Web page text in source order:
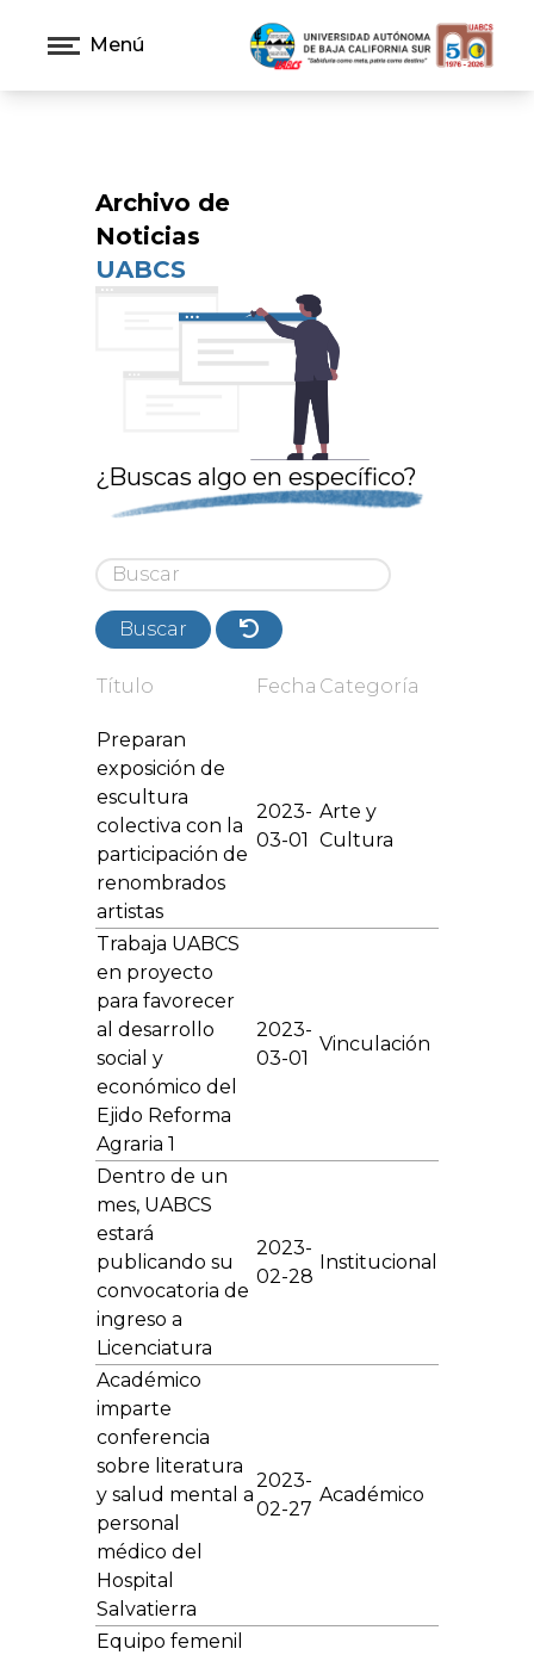
Menú
Archivo de
Noticias
UABCS
¿Buscas algo en específico?
Buscar
Título Fecha Categoría
Preparan
exposición de
escultura
colectiva con la
participación de
renombrados
artistas
2023-
03-01
Arte y
Cultura
Trabaja UABCS
en proyecto
para favorecer
al desarrollo
social y
económico del
Ejido Reforma
Agraria 1
2023-
03-01
Vinculación
Dentro de un
mes, UABCS
estará
publicando su
convocatoria de
ingreso a
Licenciatura
2023-
02-28
Institucional
Académico
imparte
conferencia
sobre literatura
y salud mental a
personal
médico del
Hospital
Salvatierra
2023-
02-27
Académico
Equipo femenil